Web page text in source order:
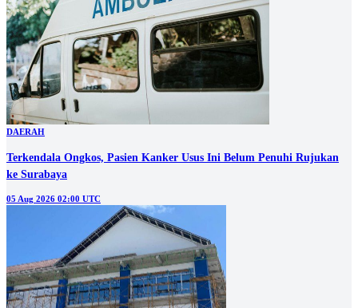
DAERAH
Terkendala Ongkos, Pasien Kanker Usus Ini Belum Penuhi Rujukan
ke Surabaya
05 Aug 2026 02:00 UTC